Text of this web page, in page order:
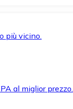
più vicino.
al miglior prezzo.